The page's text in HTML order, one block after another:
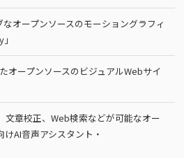
オープンソースのモーショングラフィ
オープンソースのビジュアルWebサイ
文章校正、Web検索などが可能なオー
AI音声アシスタント・